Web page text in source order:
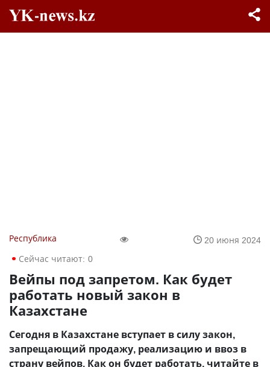
Республика
20 июня 2024
Сейчас читают: 0
Вейпы под запретом. Как будет
работать новый закон в
Казахстане
Сегодня в Казахстане вступает в силу закон,
запрещающий продажу, реализацию и ввоз в
страну вейпов. Как он будет работать, читайте в